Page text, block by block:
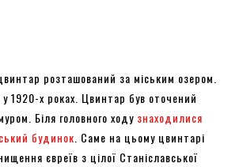
розташований за міським озером.
у 1920-х роках. Цвинтар був оточений
Біля головного ходу знаходилися
будинок . Саме на цьому цвинтарі
євреїв з цілої Станіславської